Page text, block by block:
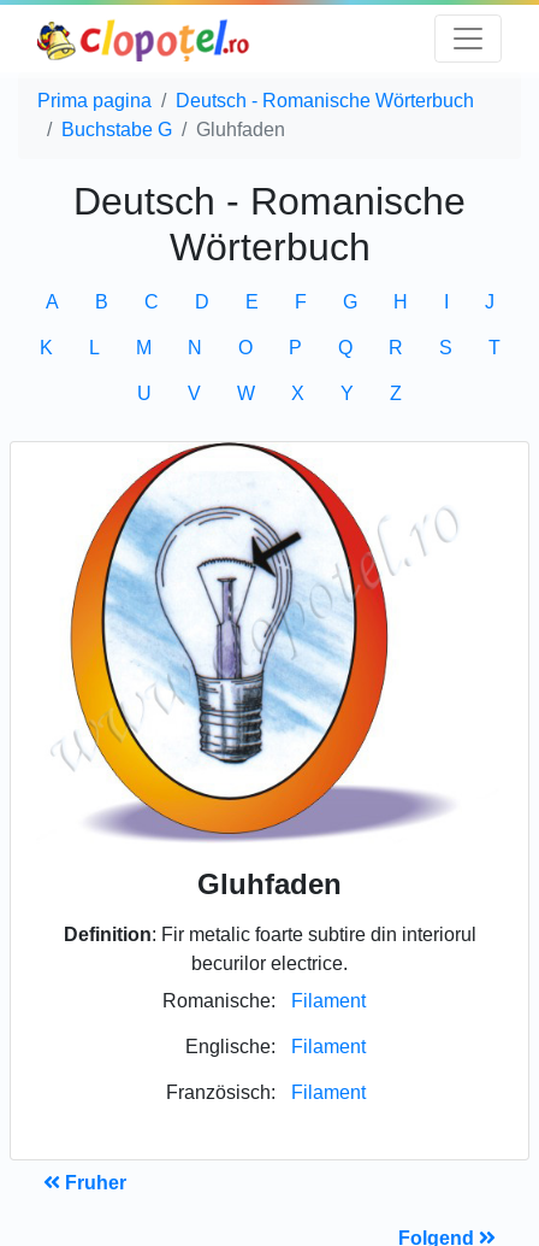
Prima pagina
Deutsch - Romanische Wörterbuch
Buchstabe G
Gluhfaden
Deutsch - Romanische
Wörterbuch
A B C D E F G H J
K L M N O P Q R S T
U V W X Y Z
Gluhfaden
Definition: Fir metalic foarte subtire din interiorul
becurilor electrice.
Romanische:
Filament
Englische: Filament
Französisch: Filament
Fruher
Folgend